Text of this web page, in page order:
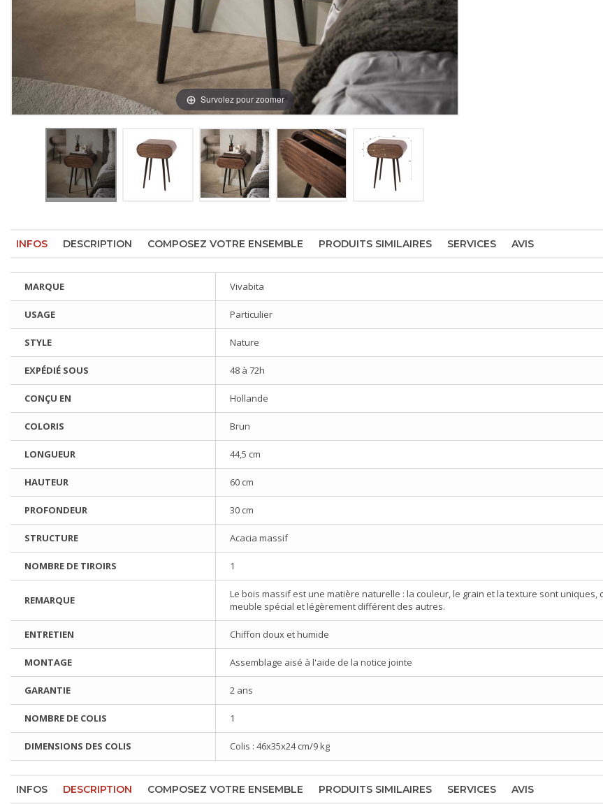
Survolez pour zoomer
INFOS DESCRIPTION COMPOSEZ VOTRE ENSEMBLE PRODUITS SIMILAIRES SERVICES AVIS
MARQUE Vivabita
USAGE Particulier
STYLE Nature
EXPÉDIÉ SOUS 48 à 72h
CONÇU EN Hollande
COLORIS Brun
LONGUEUR 44,5 cm
HAUTEUR 60 cm
PROFONDEUR 30 cm
STRUCTURE Acacia massif
NOMBRE DE TIROIRS 1
REMARQUE
Le bois massif est une matière naturelle : la couleur, le grain et la texture sont uniques,
meuble spécial et légèrement différent des autres.
ENTRETIEN Chiffon doux et humide
MONTAGE Assemblage aisé à l'aide de la notice jointe
GARANTIE 2 ans
NOMBRE DE COLIS 1
DIMENSIONS DES COLIS Colis : 46x35x24 cm/9 kg
INFOS DESCRIPTION COMPOSEZ VOTRE ENSEMBLE PRODUITS SIMILAIRES SERVICES AVIS